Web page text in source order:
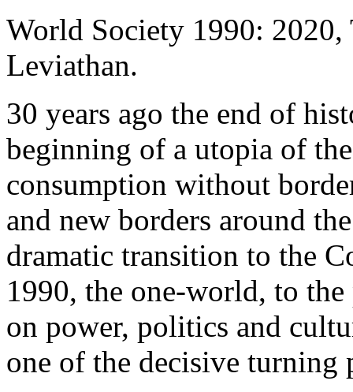
World Society 1990: 2020,
Leviathan.
30 years ago the end of
beginning of a utopia of
consumption without
and new borders around
dramatic transition to the
1990, the one-world, to the
on power, politics and
one of the decisive turning